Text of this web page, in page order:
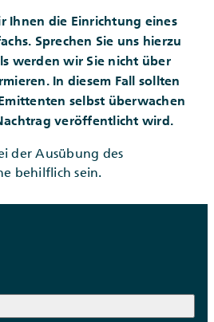
Ihnen die Einrichtung eines
Sprechen Sie uns hierzu
werden wir Sie nicht über
In diesem Fall sollten
selbst überwachen
veröffentlicht wird.
der Ausübung des
behilflich sein.